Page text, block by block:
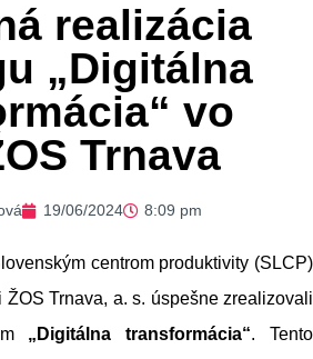
realizácia
„Digitálna
vo
Trnava
19/06/2024 8:09 pm
centrom produktivity (SLCP)
ŽOS Trnava, a. s. úspešne zrealizovali
„Digitálna transformácia“. Tento